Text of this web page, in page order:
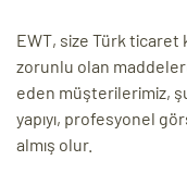
EWT, size Türk ticaret
zorunlu olan
eden müşterilerimiz,
yapıyı, profesyonel
almış olur.